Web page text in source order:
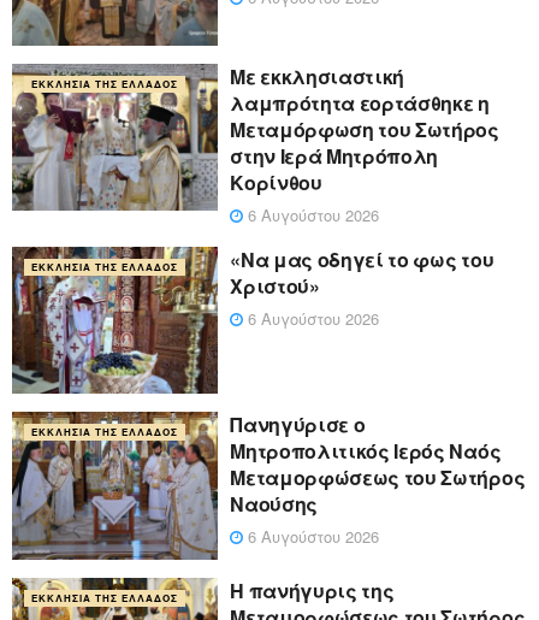
ΕΚΚΛΗΣΊΑ ΤΗΣ ΕΛΛΆΔΟΣ
Με εκκλησιαστική
λαμπρότητα εορτάσθηκε η
Μεταμόρφωση του Σωτήρος
στην Ιερά Μητρόπολη
Κορίνθου
6 Αυγούστου 2026
ΕΚΚΛΗΣΊΑ ΤΗΣ ΕΛΛΆΔΟΣ
«Να μας οδηγεί το φως του
Χριστού»
6 Αυγούστου 2026
ΕΚΚΛΗΣΊΑ ΤΗΣ ΕΛΛΆΔΟΣ
Πανηγύρισε ο
Μητροπολιτικός Ιερός Ναός
Μεταμορφώσεως του Σωτήρος
Ναούσης
6 Αυγούστου 2026
ΕΚΚΛΗΣΊΑ ΤΗΣ ΕΛΛΆΔΟΣ
Η πανήγυρις της